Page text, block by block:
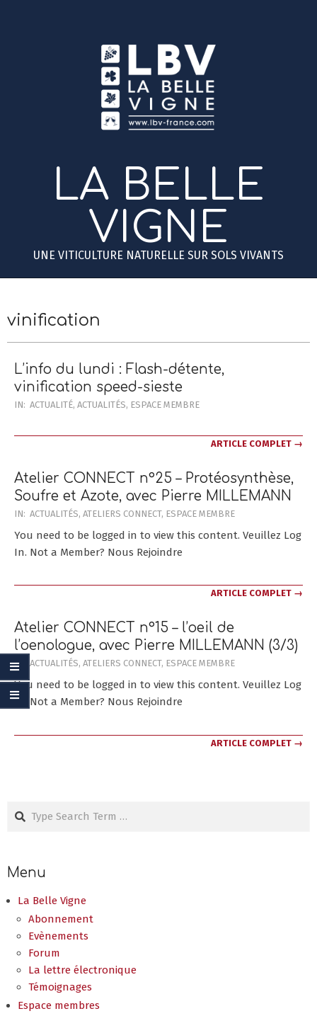
LA BELLE
VIGNE
UNE VITICULTURE NATURELLE SUR SOLS VIVANTS
Menu
vinification
L’info du lundi : Flash-détente,
vinification speed-sieste
2022-
12
IN: ACTUALITÉ, ACTUALITÉS, ESPACE MEMBRE
ARTICLE COMPLET →
Atelier CONNECT n°25 – Protéosynthèse,
Soufre et Azote, avec Pierre MILLEMANN
2021-
06-
02
IN: ACTUALITÉS, ATELIERS CONNECT, ESPACE MEMBRE
You need to be logged in to view this content. Veuillez Log
In. Not a Member? Nous Rejoindre
ARTICLE COMPLET →
Atelier CONNECT n°15 – l’oeil de
l’oenologue, avec Pierre MILLEMANN (3/3)
2020-
12-
07
IN: ACTUALITÉS, ATELIERS CONNECT, ESPACE MEMBRE
You need to be logged in to view this content. Veuillez Log
In. Not a Member? Nous Rejoindre
ARTICLE COMPLET →
Search
Menu
La Belle Vigne
Abonnement
Evènements
Forum
La lettre électronique
Témoignages
Espace membres